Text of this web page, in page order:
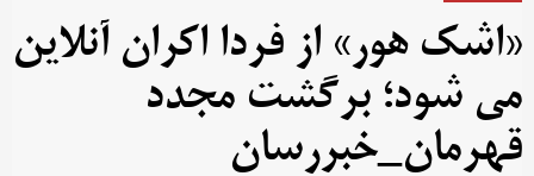
«اشک هور» از فردا اکران آنلاین
می شود؛ برگشت مجدد
قهرمان_خبررسان